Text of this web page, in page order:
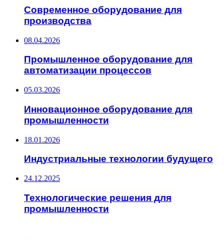
Современное оборудование для
производства
08.04.2026
Промышленное оборудование для
автоматизации процессов
05.03.2026
Инновационное оборудование для
промышленности
18.01.2026
Индустриальные технологии будущего
24.12.2025
Технологические решения для
промышленности